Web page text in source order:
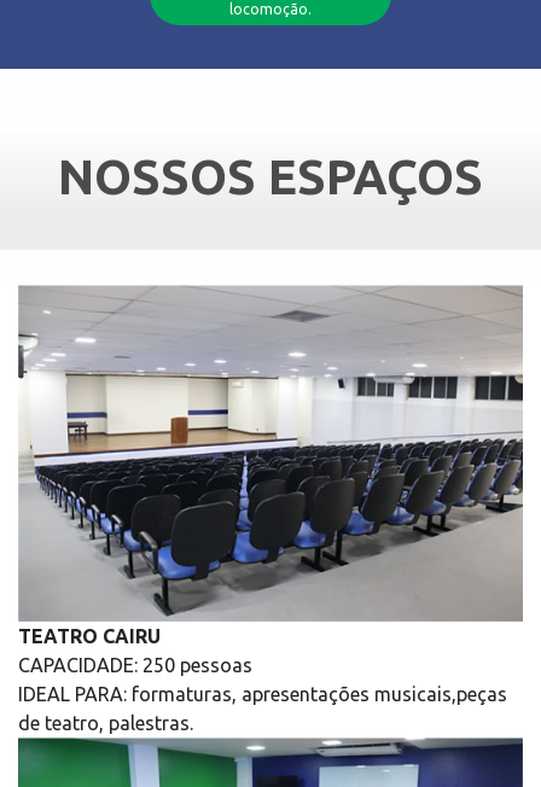
locomoção.
NOSSOS ESPAÇOS
TEATRO CAIRU
CAPACIDADE: 250 pessoas
IDEAL PARA: formaturas, apresentações musicais,peças
de teatro, palestras.